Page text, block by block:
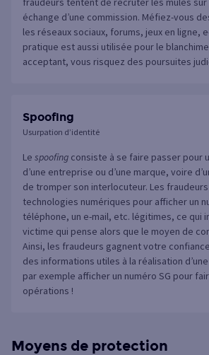
échange d’une commission. Méfiez-vous
les réseaux sociaux, forums, jeux en ligne,
pratique est aussi utilisée pour le
acceptant, vous risquez des poursuites
Spoofing
Usurpation d’identité
Le spoofing consiste à se faire passer pour
d’une entreprise ou d’une marque, voire
de tromper son interlocuteur. Les
technologies numériques pour afficher un
téléphone, un e-mail, etc. légitimes, ce qui
victime qui pense alors que le moyen de
Ainsi, les fraudeurs gagnent votre
des informations utiles à la réalisation
par exemple afficher un numéro SG pour
opérations !
Moyens de protection